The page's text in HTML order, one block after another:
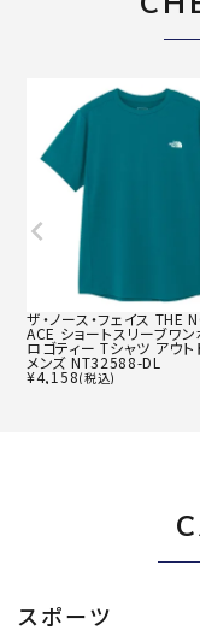
ザ・ノース・フェイス THE
ACE ショートスリーブワン
ロゴティー Tシャツ アウ
メンズ NT32588-DL
¥4,158(税込)
スポーツ